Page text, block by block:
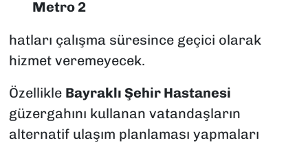
Metro 2
hatları çalışma süresince geçici olarak
hizmet veremeyecek.
Özellikle Bayraklı Şehir Hastanesi
güzergahını kullanan vatandaşların
alternatif ulaşım planlaması yapmaları